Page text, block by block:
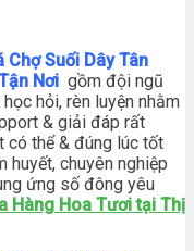
Suối Dây Tân
Nơi gồm đội ngũ
hỏi, rèn luyện nhằm
& giải đáp rất
có thể & đúng lúc tốt
huyết, chuyên nghiệp
ứng số đông yêu
Hàng Hoa Tươi tại Thị